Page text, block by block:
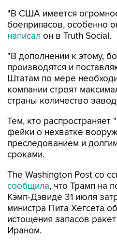
"В США имеется
боеприпасов, особенно
написал он в Truth Social.
"В дополнении к этому,
производятся и
Штатам по мере
компании строят
страны количество
Тем, кто распространяет
фейки о нехватке
преследованием и
сроками.
The Washington Post со
сообщила, что Трамп на
Кэмп-Дэвиде 31 июля
министра Пита Хегсета
истощения запасов
Ираном.